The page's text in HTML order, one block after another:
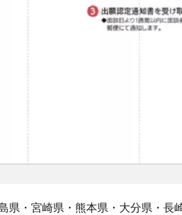
県・宮崎県・熊本県・大分県・長